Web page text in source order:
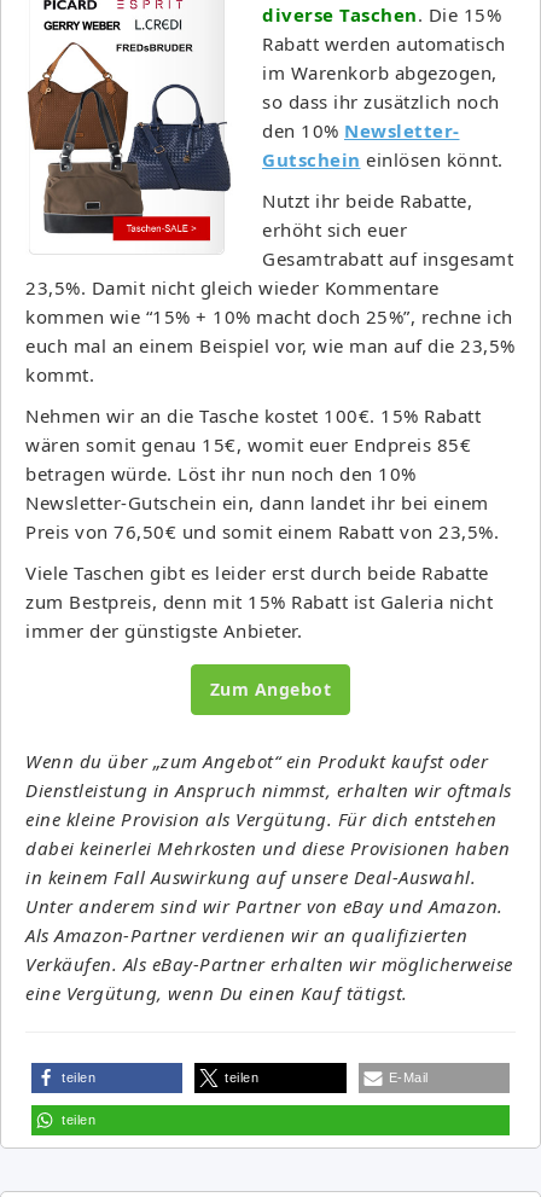
diverse Taschen. Die 15%
Rabatt werden automatisch
im Warenkorb abgezogen,
so dass ihr zusätzlich noch
den 10% Newsletter-
Gutschein einlösen könnt.
Nutzt ihr beide Rabatte,
erhöht sich euer
Gesamtrabatt auf insgesamt
23,5%. Damit nicht gleich wieder Kommentare
kommen wie “15% + 10% macht doch 25%”, rechne ich
euch mal an einem Beispiel vor, wie man auf die 23,5%
kommt.
Nehmen wir an die Tasche kostet 100€. 15% Rabatt
wären somit genau 15€, womit euer Endpreis 85€
betragen würde. Löst ihr nun noch den 10%
Newsletter-Gutschein ein, dann landet ihr bei einem
Preis von 76,50€ und somit einem Rabatt von 23,5%.
Viele Taschen gibt es leider erst durch beide Rabatte
zum Bestpreis, denn mit 15% Rabatt ist Galeria nicht
immer der günstigste Anbieter.
Zum Angebot
Wenn du über „zum Angebot“ ein Produkt kaufst oder
Dienstleistung in Anspruch nimmst, erhalten wir oftmals
eine kleine Provision als Vergütung. Für dich entstehen
dabei keinerlei Mehrkosten und diese Provisionen haben
in keinem Fall Auswirkung auf unsere Deal-Auswahl.
Unter anderem sind wir Partner von eBay und Amazon.
Als Amazon-Partner verdienen wir an qualifizierten
Verkäufen. Als eBay-Partner erhalten wir möglicherweise
eine Vergütung, wenn Du einen Kauf tätigst.
teilen teilen E-Mail
teilen